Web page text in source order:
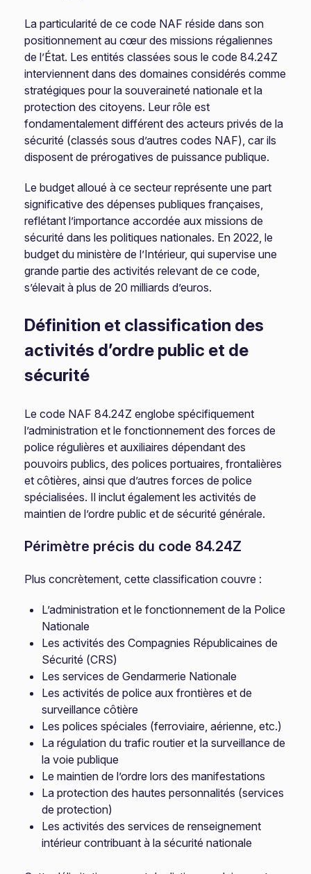
La particularité de ce code NAF réside dans son
positionnement au cœur des missions régaliennes
de l’État. Les entités classées sous le code 84.24Z
interviennent dans des domaines considérés comme
stratégiques pour la souveraineté nationale et la
protection des citoyens. Leur rôle est
fondamentalement différent des acteurs privés de la
sécurité (classés sous d’autres codes NAF), car ils
disposent de prérogatives de puissance publique.
Le budget alloué à ce secteur représente une part
significative des dépenses publiques françaises,
reflétant l’importance accordée aux missions de
sécurité dans les politiques nationales. En 2022, le
budget du ministère de l’Intérieur, qui supervise une
grande partie des activités relevant de ce code,
s’élevait à plus de 20 milliards d’euros.
Définition et classification des
activités d’ordre public et de
sécurité
Le code NAF 84.24Z englobe spécifiquement
l’administration et le fonctionnement des forces de
police régulières et auxiliaires dépendant des
pouvoirs publics, des polices portuaires, frontalières
et côtières, ainsi que d’autres forces de police
spécialisées. Il inclut également les activités de
maintien de l’ordre public et de sécurité générale.
Périmètre précis du code 84.24Z
Plus concrètement, cette classification couvre :
L’administration et le fonctionnement de la Police
Nationale
Les activités des Compagnies Républicaines de
Sécurité (CRS)
Les services de Gendarmerie Nationale
Les activités de police aux frontières et de
surveillance côtière
Les polices spéciales (ferroviaire, aérienne, etc.)
La régulation du trafic routier et la surveillance de
la voie publique
Le maintien de l’ordre lors des manifestations
La protection des hautes personnalités (services
de protection)
Les activités des services de renseignement
intérieur contribuant à la sécurité nationale